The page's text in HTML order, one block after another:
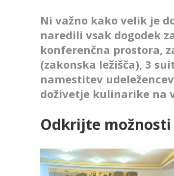
Ni važno kako velik je
naredili vsak dogodek
konferenčna prostora,
(zakonska ležišča), 3
namestitev
doživetje kulinarike na
Odkrijte možnosti